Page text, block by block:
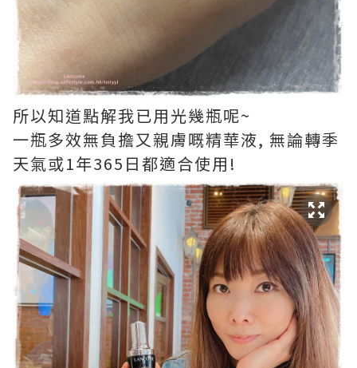
所以知道點解我已用光幾瓶呢~
一瓶多效無負擔又親膚嘅精華液, 無論轉季
天氣或1年365日都適合使用!